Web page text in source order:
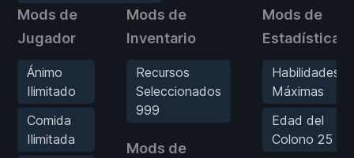
Mods de
Jugador
Ánimo
Ilimitado
Comida
Ilimitada
Mods de
Inventario
Recursos
Seleccionados
999
Mods de
Mods de
Estadísticas
Habilidades
Máximas
Edad del
Colono 25